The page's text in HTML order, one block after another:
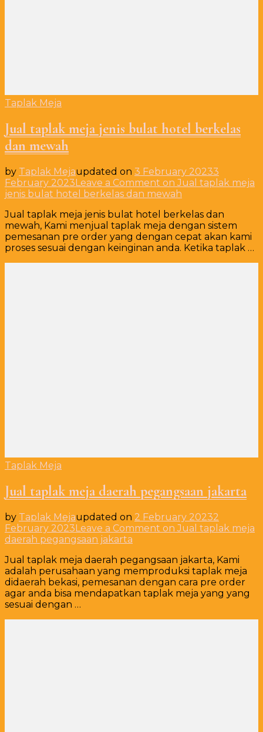
Taplak Meja
Jual taplak meja jenis bulat hotel berkelas
dan mewah
by Taplak Mejaupdated on 3 February 20233
February 2023Leave a Comment on Jual taplak meja
jenis bulat hotel berkelas dan mewah
Jual taplak meja jenis bulat hotel berkelas dan
mewah, Kami menjual taplak meja dengan sistem
pemesanan pre order yang dengan cepat akan kami
proses sesuai dengan keinginan anda. Ketika taplak …
Taplak Meja
Jual taplak meja daerah pegangsaan jakarta
by Taplak Mejaupdated on 2 February 20232
February 2023Leave a Comment on Jual taplak meja
daerah pegangsaan jakarta
Jual taplak meja daerah pegangsaan jakarta, Kami
adalah perusahaan yang memproduksi taplak meja
didaerah bekasi, pemesanan dengan cara pre order
agar anda bisa mendapatkan taplak meja yang yang
sesuai dengan …